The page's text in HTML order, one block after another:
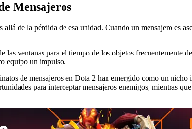
Mensajeros
de la pérdida de esa unidad. Cuando un mensajero es
las ventanas para el tiempo de los objetos
equipo un impulso.
de mensajeros en Dota 2 han emergido como un
para interceptar mensajeros enemigos, mientras